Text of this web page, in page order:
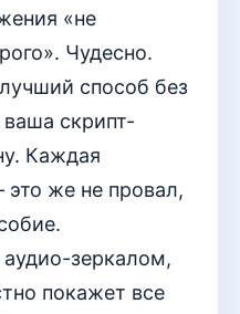
«не
Чудесно.
способ без
ваша скрипт-
Каждая
же не провал,
зеркалом,
покажет все